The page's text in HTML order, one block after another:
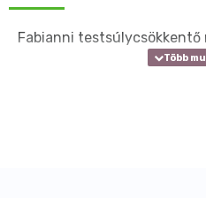
Fabianni testsúlycsökkentő